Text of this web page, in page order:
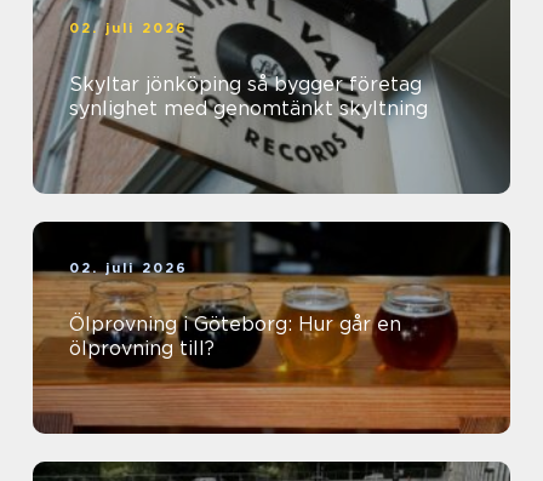
02. juli 2026
Skyltar jönköping så bygger företag
synlighet med genomtänkt skyltning
02. juli 2026
Ölprovning i Göteborg: Hur går en
ölprovning till?